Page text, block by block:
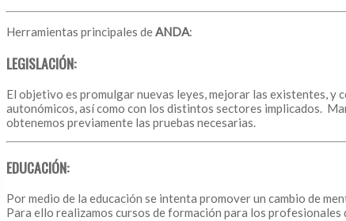
Herramientas principales deANDA:
LEGISLACIÓN:
El objetivo es promulgar nuevas leyes, mejorar las existentes, y
autonómicos, así como con los distintos sectores implicados.
obtenemos previamente las pruebas necesarias.
EDUCACIÓN:
Por medio de la educación se intenta promover un cambio de
Para ello realizamos cursos de formación para los